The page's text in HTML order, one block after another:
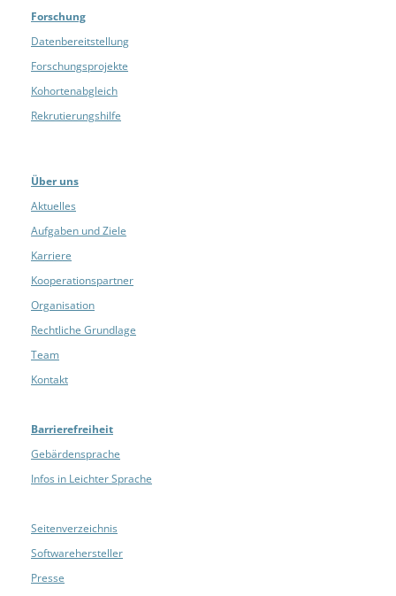
Forschung
Datenbereitstellung
Forschungsprojekte
Kohortenabgleich
Rekrutierungshilfe
Über uns
Aktuelles
Aufgaben und Ziele
Karriere
Kooperationspartner
Organisation
Rechtliche Grundlage
Team
Kontakt
Barrierefreiheit
Gebärdensprache
Infos in Leichter Sprache
Seitenverzeichnis
Softwarehersteller
Presse